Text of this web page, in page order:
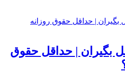
بگیران | حداقل حقوق